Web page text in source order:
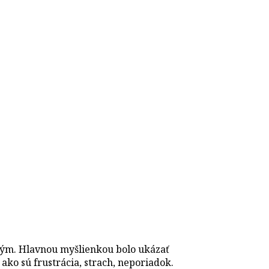
Hlavnou myšlienkou bolo ukázať
sú frustrácia, strach, neporiadok.